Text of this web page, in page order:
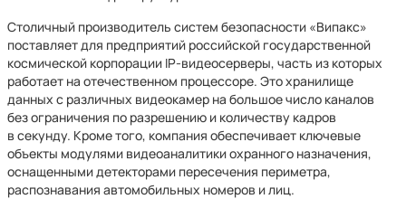
Столичный производитель систем безопасности «Випакс»
поставляет для предприятий российской государственной
космической корпорации IP-видеосерверы, часть из которых
работает на отечественном процессоре. Это хранилище
данных с различных видеокамер на большое число каналов
без ограничения по разрешению и количеству кадров
в секунду. Кроме того, компания обеспечивает ключевые
объекты модулями видеоаналитики охранного назначения,
оснащенными детекторами пересечения периметра,
распознавания автомобильных номеров и лиц.